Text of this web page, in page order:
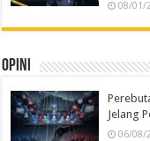
08/01/
Opini
Jelang
06/08/